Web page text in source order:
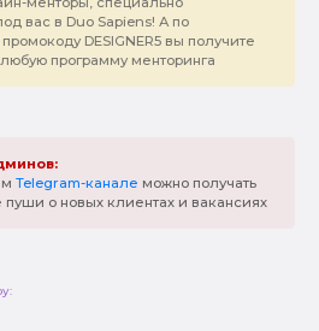
вас в Duo Sapiens! А по
DESIGNER5 вы получите
программу менторинга
Telegram-канале можно получать
о новых клиентах и вакансиях